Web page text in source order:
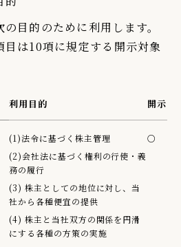
目的のために利用します。
目は10項に規定する開示対象
利用目的 開示
(1)法令に基づく株主管理
(2)会社法に基づく権利の行使・義
務の履行
(3) 株主としての地位に対し、当
社から各種便宜の提供
(4) 株主と当社双方の関係を円滑
にする各種の方策の実施
○